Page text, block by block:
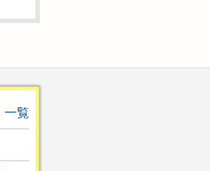
一覧